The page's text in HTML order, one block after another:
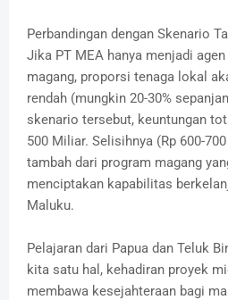
Perbandingan dengan Skenario
Jika PT MEA hanya menjadi
magang, proporsi tenaga lokal
rendah (mungkin 20-30%
skenario tersebut, keuntungan
500 Miliar. Selisihnya (Rp 600-
tambah dari program magang
menciptakan kapabilitas
Maluku.
Pelajaran dari Papua dan Teluk
kita satu hal, kehadiran proyek
membawa kesejahteraan bagi